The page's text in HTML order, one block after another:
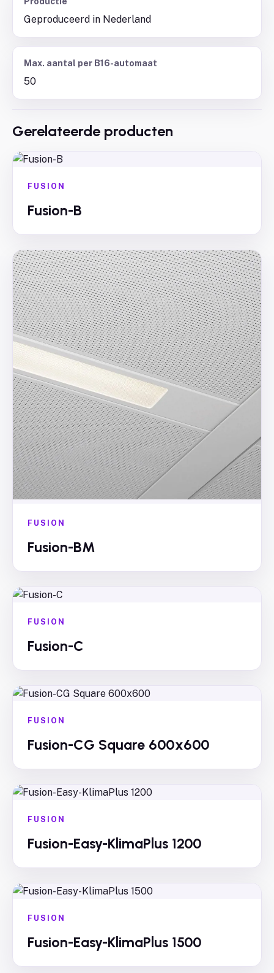
Geproduceerd in Nederland
Max. aantal per B16-automaat
50
Gerelateerde producten
FUSION
Fusion-B
FUSION
Fusion-BM
FUSION
Fusion-C
FUSION
Fusion-CG Square 600x600
FUSION
Fusion-Easy-KlimaPlus 1200
FUSION
Fusion-Easy-KlimaPlus 1500